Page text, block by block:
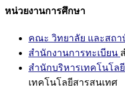
หน่วยงานการศึกษา
คณะ วิทยาลัย และสถา
สำนักงานการทะเบียน
สำนักบริหารเทคโนโล
เทคโนโลยีสารสนเทศ